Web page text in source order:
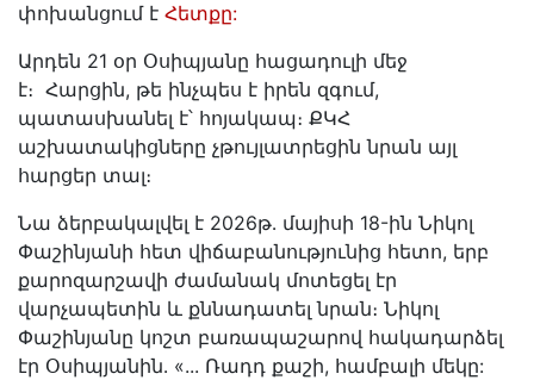
փոխանցում է Հետքը:
Արդեն 21 օր Օսիպյանը հացադուլի մեջ
է։ Հարցին, թե ինչպես է իրեն զգում,
պատասխանել է՝ հոյակապ։ ՔԿՀ
աշխատակիցները չթույլատրեցին նրան այլ
հարցեր տալ։
Նա ձերբակալվել է 2026թ․ մայիսի 18-ին Նիկոլ
Փաշինյանի հետ վիճաբանությունից հետո, երբ
քարոզարշավի ժամանակ մոտեցել էր
վարչապետին և քննադատել նրան։ Նիկոլ
Փաշինյանը կոշտ բառապաշարով հակադարձել
էր Օսիպյանին․ «... Ռադդ քաշի, համբալի մեկը: